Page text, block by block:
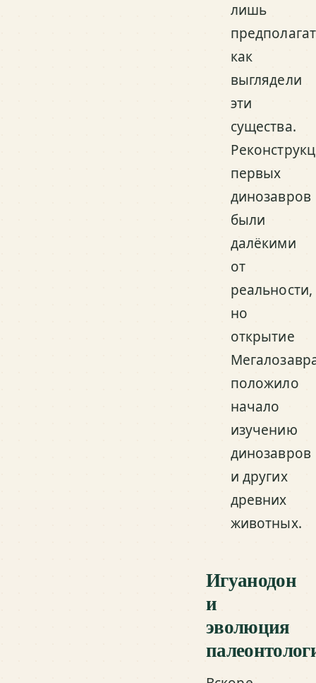
лишь
как
выглядели
эти
существа.
первых
динозавров
были
далёкими
от
реальности,
но
открытие
положило
начало
изучению
динозавров
и других
древних
животных.
Игуанодон
и
эволюция